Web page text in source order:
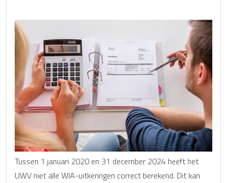
Tussen 1 januari 2020 en 31 december 2024 heeft het
UWV niet alle WIA-uitkeringen correct berekend. Dit kan